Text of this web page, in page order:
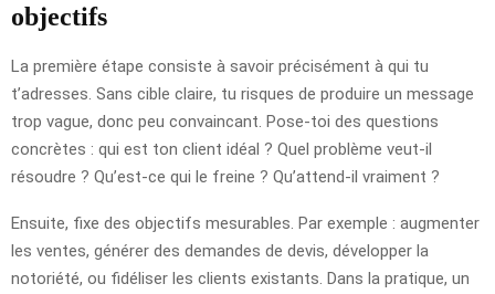
objectifs
La première étape consiste à savoir précisément à qui tu
t’adresses. Sans cible claire, tu risques de produire un message
trop vague, donc peu convaincant. Pose-toi des questions
concrètes : qui est ton client idéal ? Quel problème veut-il
résoudre ? Qu’est-ce qui le freine ? Qu’attend-il vraiment ?
Ensuite, fixe des objectifs mesurables. Par exemple : augmenter
les ventes, générer des demandes de devis, développer la
notoriété, ou fidéliser les clients existants. Dans la pratique, un